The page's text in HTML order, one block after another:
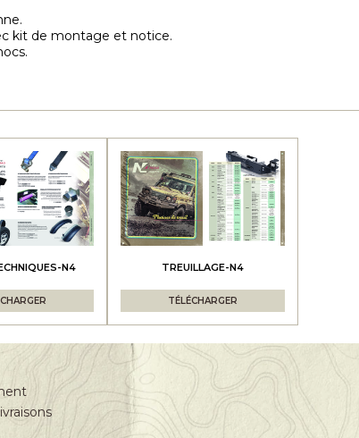
kit de montage et notice.
N4 TREUILLAGE-N4
TÉLÉCHARGER